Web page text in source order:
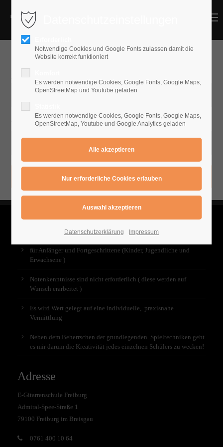
Schüler Login
Benutzername
Passwort
Anmelden
Unterricht
für Anfänger und Fortgeschrittene (Kinder, Jugendliche und
Erwachsene )
Notenkenntnisse sind nicht erforderlich ( diese werden auf
Wunsch erarbeitet )
Es wird Wert gelegt auf eine individuelle, praxisnahe
Vermittlung
Neben dem Beherrschen der grundlegenden Spieltechniken geht
es mir darum die Kreativität jedes einzelnen Schülers zu wecken!
Adresse
E-Gitarrenschule Freiburg
Admiral-Spee-Straße 1
79100 Freiburg im Breisgau
0761 400 10 64
Notwendige Cookies und Google Fonts zulassen damit die
Website korrekt funktioniert
Es werden notwendige Cookies, Google Fonts, Google Maps,
OpenStreetMap und Youtube geladen
Es werden notwendige Cookies, Google Fonts, Google Maps,
OpenStreetMap, Youtube und Google Analytics geladen
Datenschutzerklärung Impressum